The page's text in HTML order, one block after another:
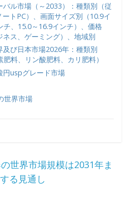
バル市場（～2033）：種類別（従
トPC）、画面サイズ別（10.9イ
チ、15.0～16.9インチ）、価格
ス、ゲーミング）、地域別
び日本市場2026年：種類別
肥料、リン酸肥料、カリ肥料）
円uspグレード市場
世界市場
世界市場規模は2031年ま
る見通し